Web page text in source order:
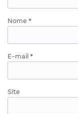
Nome *
E-mail *
Site